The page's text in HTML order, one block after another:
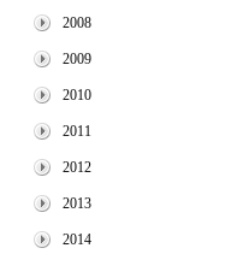
2008
2009
2010
2011
2012
2013
2014